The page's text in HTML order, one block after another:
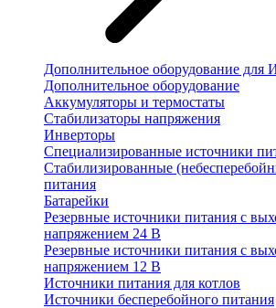
Дополнительное оборудование для
Дополнительное оборудование
Аккумуляторы и термостаты
Стабилизаторы напряжения
Инверторы
Специализированные источники
Стабилизированные
питания
Батарейки
Резервные источники питания с
напряжением 24 В
Резервные источники питания с
напряжением 12 В
Источники питания для котлов
Источники бесперебойного питания